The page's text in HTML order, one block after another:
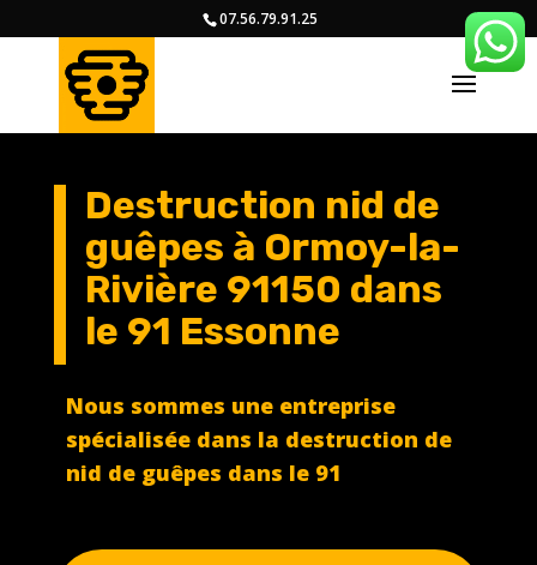
07.56.79.91.25
Destruction nid de
guêpes à Ormoy-la-
Rivière 91150 dans
le 91 Essonne
Nous sommes une entreprise
spécialisée dans la destruction de
nid de guêpes dans le 91